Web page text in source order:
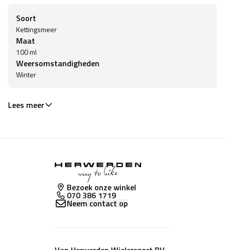
Soort
Kettingsmeer
Maat
100 ml
Weersomstandigheden
Winter
Lees meer
Bezoek onze winkel
070 386 1719
Neem contact op